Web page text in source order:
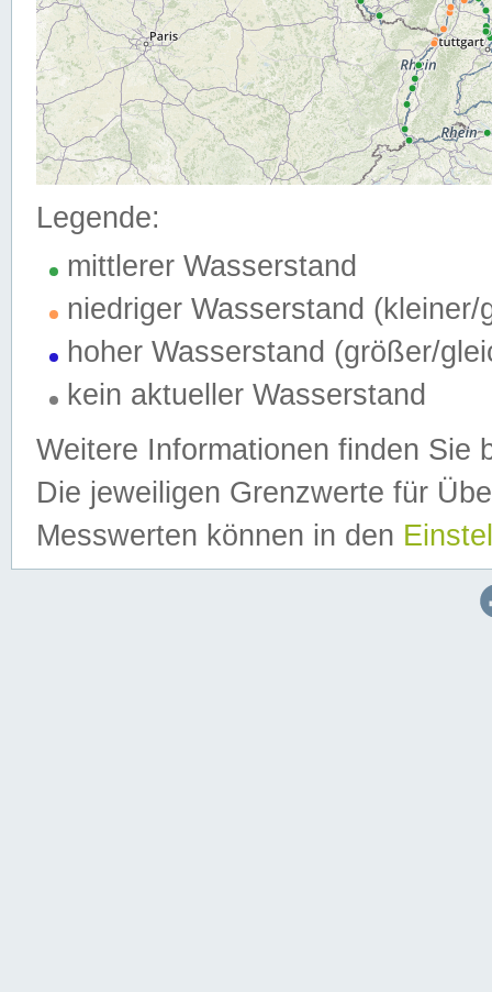
Legende:
mittlerer Wasserstand
niedriger Wasserstand (kleiner/
hoher Wasserstand (größer/
kein aktueller Wasserstand
Weitere Informationen finden Sie
Die jeweiligen Grenzwerte für
Messwerten können in den